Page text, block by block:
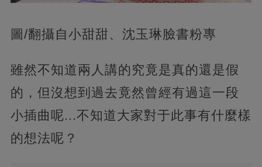
圖/翻攝自小甜甜、沈玉琳臉書粉專
雖然不知道兩人講的究竟是真的還是假
的，但沒想到過去竟然曾經有過這一段
小插曲呢...不知道大家對于此事有什麼樣
的想法呢？